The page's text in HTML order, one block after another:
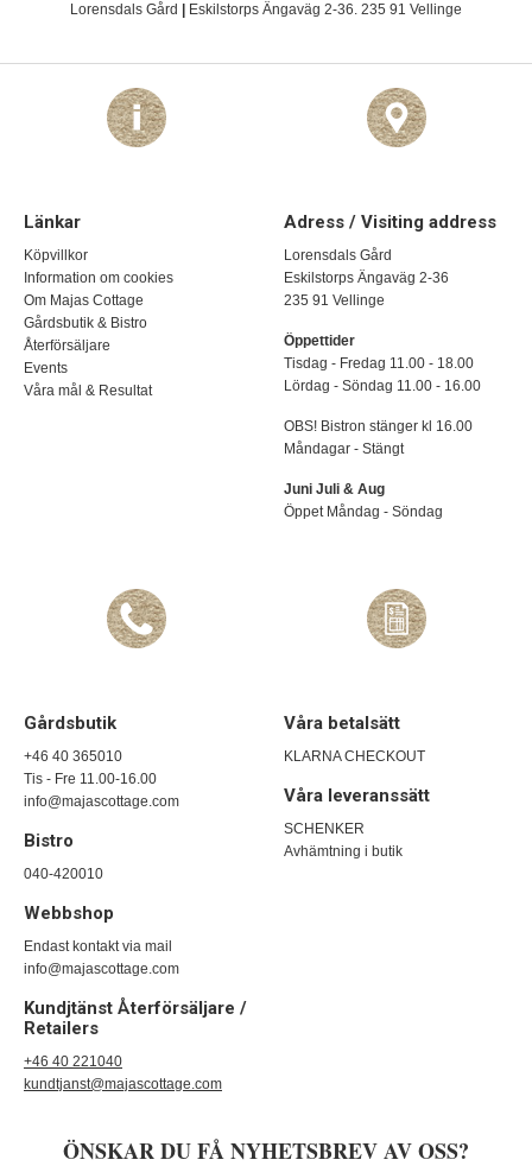
Lorensdals Gård Eskilstorps Ängaväg 2-36. 235 91 Vellinge
Länkar
Köpvillkor
Information om cookies
Om Majas Cottage
Gårdsbutik & Bistro
Återförsäljare
Events
Våra mål & Resultat
Adress / Visiting address
Lorensdals Gård
Eskilstorps Ängaväg 2-36
235 91 Vellinge
Öppettider
Tisdag - Fredag 11.00 - 18.00
Lördag - Söndag 11.00 - 16.00
OBS! Bistron stänger kl 16.00
Måndagar - Stängt
Juni Juli & Aug
Öppet Måndag - Söndag
Gårdsbutik
+46 40 365010
Tis - Fre 11.00-16.00
info@majascottage.com
Bistro
040-420010
Webbshop
Endast kontakt via mail
info@majascottage.com
Kundjtänst Återförsäljare /
Retailers
+46 40 221040
kundtjanst@majascottage.com
Våra betalsätt
KLARNA CHECKOUT
Våra leveranssätt
SCHENKER
Avhämtning i butik
ÖNSKAR DU FÅ NYHETSBREV AV OSS?